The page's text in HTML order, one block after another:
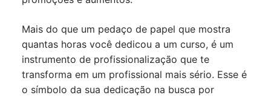
Mais do que um pedaço de papel que mostra
quantas horas você dedicou a um curso, é um
instrumento de profissionalização que te
transforma em um profissional mais sério. Esse é
o símbolo da sua dedicação na busca por